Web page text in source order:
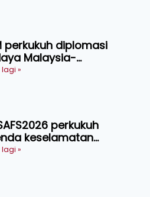
perkukuh diplomasi
Malaysia-
melalui Narasi
»
perkukuh
keselamatan
AgriHub pacu
»